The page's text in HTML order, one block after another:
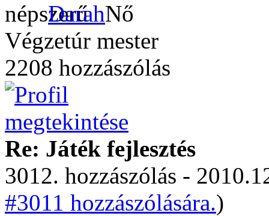
Darah
Végzetúr mester
2208 hozzászólás
Re: Játék fejlesztés
3012. hozzászólás -
#3011 hozzászólására.)